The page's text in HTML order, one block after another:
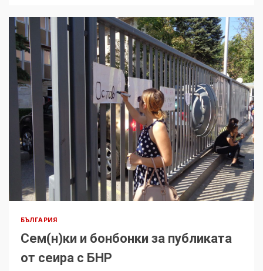
БЪЛГАРИЯ
Сем(н)ки и бонбонки за публиката
от сеира с БНР